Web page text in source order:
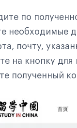
по
необходимые
почту,
на кнопку для
полученный